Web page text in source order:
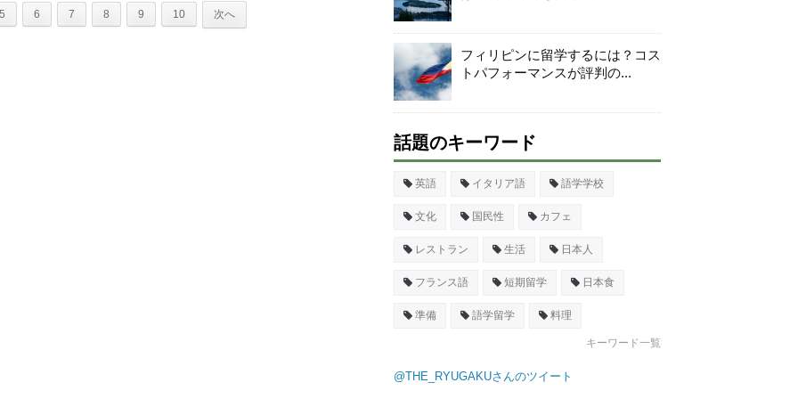
5 6 7 8 9 10 次へ
フィリピンに留学するには？コス
トパフォーマンスが評判の...
話題のキーワード
英語 イタリア語 語学学校
文化 国民性 カフェ
レストラン 生活 日本人
フランス語 短期留学 日本食
準備 語学留学 料理
キーワード一覧
@THE_RYUGAKUさんのツイート